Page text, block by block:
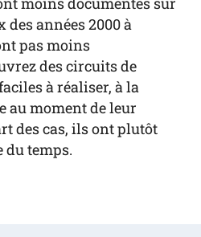
des années 2000 à
pas moins
des circuits de
à réaliser, à la
au moment de leur
des cas, ils ont plutôt
du temps.